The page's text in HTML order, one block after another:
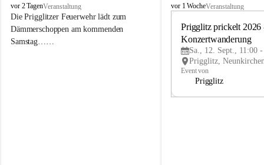
P
r
i
g
vor 2 TagenVeranstaltung
Die Prigglitzer Feuerwehr lädt zum
Dämmerschoppen am kommenden
Samstag……
P
vor 1 WocheVeranstaltung
Prigglitz prickelt 2026
Konzertwanderung
Sa., 12. Sept., 11:00
Event von
Prigglitz